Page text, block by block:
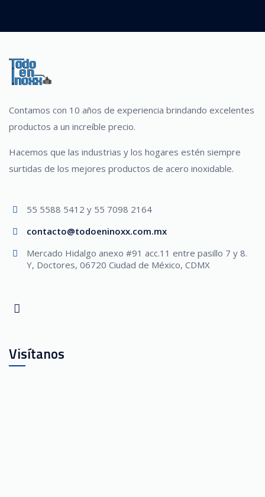
Contamos con 10 años de experiencia brindando excelentes
productos a un increíble precio.
Hacemos que las industrias y los hogares estén siempre
surtidas de los mejores productos de acero inoxidable.
55 5588 5412 y 55 7098 2164
contacto@todoeninoxx.com.mx
Mercado Hidalgo anexo #91 acc.11 entre pasillo 7 y 8.
Y, Doctores, 06720 Ciudad de México, CDMX
Visítanos